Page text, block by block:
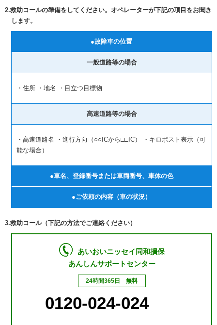
2.救助コールの準備をしてください。オペレーターが下記の項目をお聞き
します。
●故障車の位置
一般道路等の場合
・住所 ・地名 ・目立つ目標物
高速道路等の場合
・高速道路名 ・進行方向（○○ICから□□IC） ・キロポスト表示（可
能な場合）
●車名、登録番号または車両番号、車体の色
●ご依頼の内容（車の状況）
3.救助コール（下記の方法でご連絡ください）
あいおいニッセイ同和損保
あんしんサポートセンター
24時間365日 無料
0120-024-024